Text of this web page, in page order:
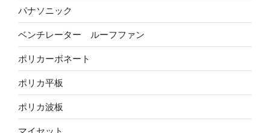
パナソニック
ベンチレーター ルーフファン
ポリカーボネート
ポリカ平板
ポリカ波板
マイセット